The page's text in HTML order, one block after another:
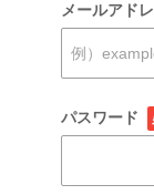
メールアド
パスワード